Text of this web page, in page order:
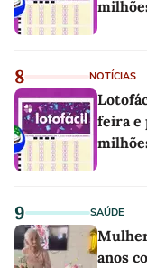
8 NOTÍCIAS
feira e
9 SAÚDE
anos